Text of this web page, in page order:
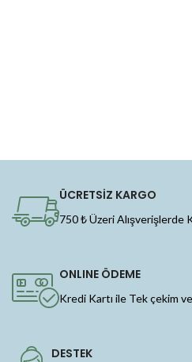
ÜCRETSİZ KARGO
750 ₺ Üzeri Alışverişlerde
ONLINE ÖDEME
Kredi Kartı ile Tek çekim
DESTEK